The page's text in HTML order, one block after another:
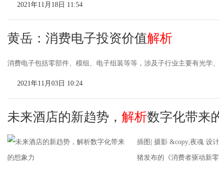
2021年11月18日 11:54
黄岳：消费电子投资价值解析
消费电子包括零部件、模组、电子组装等等，涉及子行业主要有光学
2021年11月03日 10:24
未来酒店的新趋势， 解析数字化带来
插图| 摄影 &copy;夜魂 设
猪发布的《消费者驱动新